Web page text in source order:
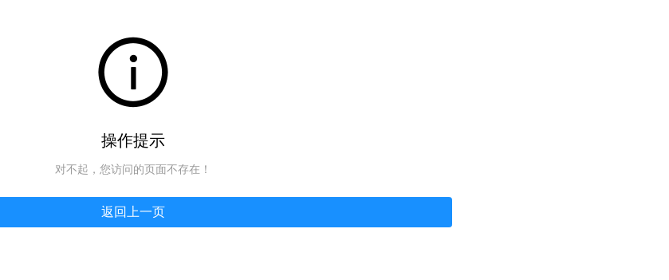
操作提示
对不起，您访问的页面不存在！
返回上一页